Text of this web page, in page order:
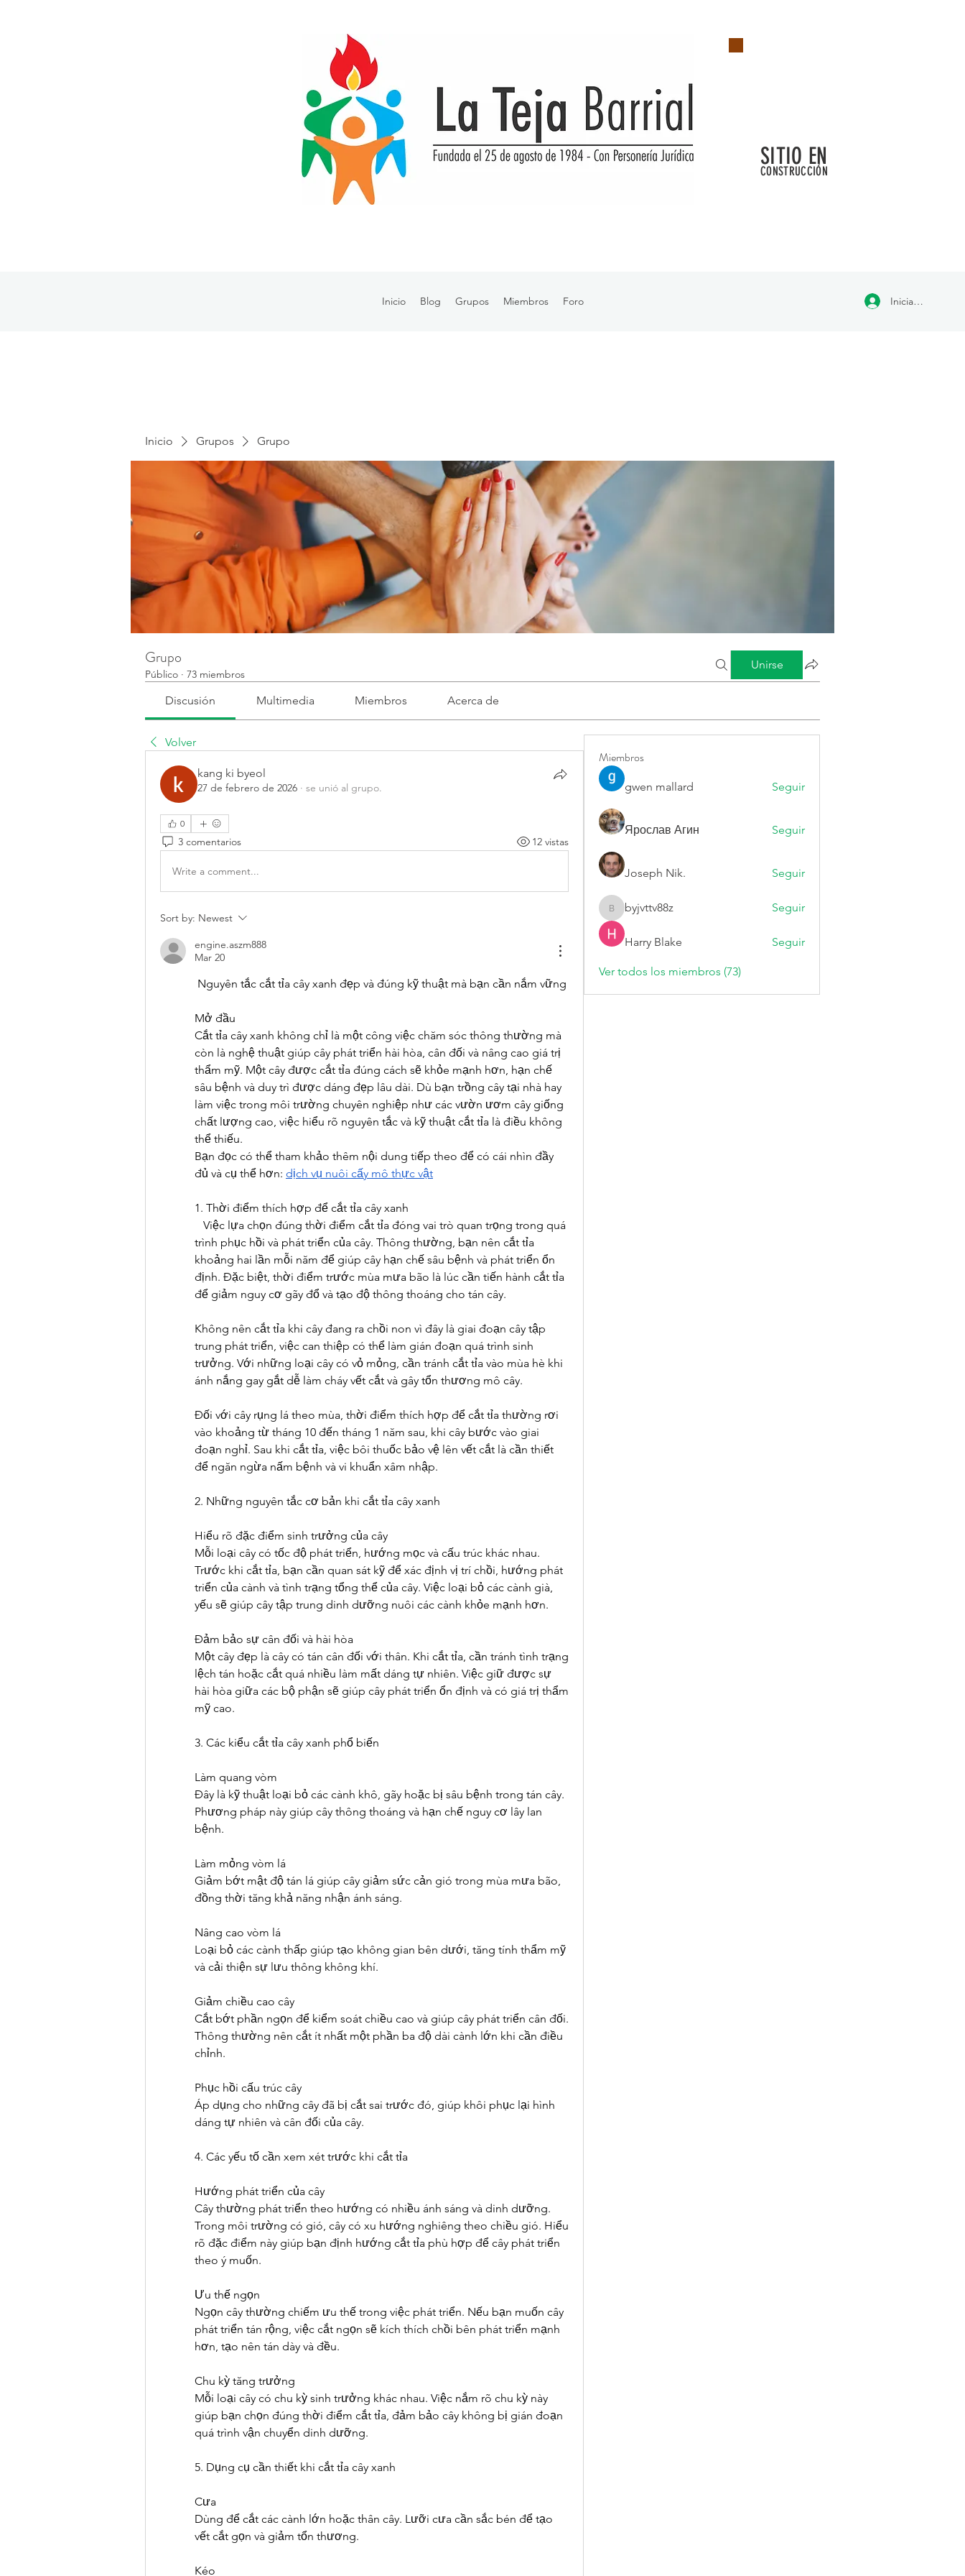
SITIO EN
CONSTRUCCIÓN
Inicio Blog Grupos Miembros Foro Iniciar sesión
Inicio Grupos Grupo
Grupo
Público · 73 miembros
Unirse
Discusión Multimedia Miembros Acerca de
Volver
kang ki byeol
27 de febrero de 2026 · se unió al grupo.
0
3 comentarios 12 vistas
Write a comment...
Sort by: Newest
engine.aszm888
Mar 20
Nguyên tắc cắt tỉa cây xanh đẹp và đúng kỹ thuật mà bạn cần nắm vững
Mở đầu
Cắt tỉa cây xanh không chỉ là một công việc chăm sóc thông thường mà
còn là nghệ thuật giúp cây phát triển hài hòa, cân đối và nâng cao giá trị
thẩm mỹ. Một cây được cắt tỉa đúng cách sẽ khỏe mạnh hơn, hạn chế
sâu bệnh và duy trì được dáng đẹp lâu dài. Dù bạn trồng cây tại nhà hay
làm việc trong môi trường chuyên nghiệp như các vườn ươm cây giống
chất lượng cao, việc hiểu rõ nguyên tắc và kỹ thuật cắt tỉa là điều không
thể thiếu.
Bạn đọc có thể tham khảo thêm nội dung tiếp theo để có cái nhìn đầy
đủ và cụ thể hơn: dịch vụ nuôi cấy mô thực vật
1. Thời điểm thích hợp để cắt tỉa cây xanh
Việc lựa chọn đúng thời điểm cắt tỉa đóng vai trò quan trọng trong quá
trình phục hồi và phát triển của cây. Thông thường, bạn nên cắt tỉa
khoảng hai lần mỗi năm để giúp cây hạn chế sâu bệnh và phát triển ổn
định. Đặc biệt, thời điểm trước mùa mưa bão là lúc cần tiến hành cắt tỉa
để giảm nguy cơ gãy đổ và tạo độ thông thoáng cho tán cây.
Không nên cắt tỉa khi cây đang ra chồi non vì đây là giai đoạn cây tập
trung phát triển, việc can thiệp có thể làm gián đoạn quá trình sinh
trưởng. Với những loại cây có vỏ mỏng, cần tránh cắt tỉa vào mùa hè khi
ánh nắng gay gắt dễ làm cháy vết cắt và gây tổn thương mô cây.
Đối với cây rụng lá theo mùa, thời điểm thích hợp để cắt tỉa thường rơi
vào khoảng từ tháng 10 đến tháng 1 năm sau, khi cây bước vào giai
đoạn nghỉ. Sau khi cắt tỉa, việc bôi thuốc bảo vệ lên vết cắt là cần thiết
để ngăn ngừa nấm bệnh và vi khuẩn xâm nhập.
2. Những nguyên tắc cơ bản khi cắt tỉa cây xanh
Hiểu rõ đặc điểm sinh trưởng của cây
Mỗi loại cây có tốc độ phát triển, hướng mọc và cấu trúc khác nhau.
Trước khi cắt tỉa, bạn cần quan sát kỹ để xác định vị trí chồi, hướng phát
triển của cành và tình trạng tổng thể của cây. Việc loại bỏ các cành già,
yếu sẽ giúp cây tập trung dinh dưỡng nuôi các cành khỏe mạnh hơn.
Đảm bảo sự cân đối và hài hòa
Một cây đẹp là cây có tán cân đối với thân. Khi cắt tỉa, cần tránh tình trạng
lệch tán hoặc cắt quá nhiều làm mất dáng tự nhiên. Việc giữ được sự
hài hòa giữa các bộ phận sẽ giúp cây phát triển ổn định và có giá trị thẩm
mỹ cao.
3. Các kiểu cắt tỉa cây xanh phổ biến
Làm quang vòm
Đây là kỹ thuật loại bỏ các cành khô, gãy hoặc bị sâu bệnh trong tán cây.
Phương pháp này giúp cây thông thoáng và hạn chế nguy cơ lây lan
bệnh.
Làm mỏng vòm lá
Giảm bớt mật độ tán lá giúp cây giảm sức cản gió trong mùa mưa bão,
đồng thời tăng khả năng nhận ánh sáng.
Nâng cao vòm lá
Loại bỏ các cành thấp giúp tạo không gian bên dưới, tăng tính thẩm mỹ
và cải thiện sự lưu thông không khí.
Giảm chiều cao cây
Cắt bớt phần ngọn để kiểm soát chiều cao và giúp cây phát triển cân đối.
Thông thường nên cắt ít nhất một phần ba độ dài cành lớn khi cần điều
chỉnh.
Phục hồi cấu trúc cây
Áp dụng cho những cây đã bị cắt sai trước đó, giúp khôi phục lại hình
dáng tự nhiên và cân đối của cây.
4. Các yếu tố cần xem xét trước khi cắt tỉa
Hướng phát triển của cây
Cây thường phát triển theo hướng có nhiều ánh sáng và dinh dưỡng.
Trong môi trường có gió, cây có xu hướng nghiêng theo chiều gió. Hiểu
rõ đặc điểm này giúp bạn định hướng cắt tỉa phù hợp để cây phát triển
theo ý muốn.
Ưu thế ngọn
Ngọn cây thường chiếm ưu thế trong việc phát triển. Nếu bạn muốn cây
phát triển tán rộng, việc cắt ngọn sẽ kích thích chồi bên phát triển mạnh
hơn, tạo nên tán dày và đều.
Chu kỳ tăng trưởng
Mỗi loại cây có chu kỳ sinh trưởng khác nhau. Việc nắm rõ chu kỳ này
giúp bạn chọn đúng thời điểm cắt tỉa, đảm bảo cây không bị gián đoạn
quá trình vận chuyển dinh dưỡng.
5. Dụng cụ cần thiết khi cắt tỉa cây xanh
Cưa
Dùng để cắt các cành lớn hoặc thân cây. Lưỡi cưa cần sắc bén để tạo
vết cắt gọn và giảm tổn thương.
Kéo
Miembros
gwen mallard Seguir
Ярослав Агин Seguir
Joseph Nik. Seguir
byjvttv88z
byjvttv88z Seguir
Harry Blake Seguir
Ver todos los miembros (73)